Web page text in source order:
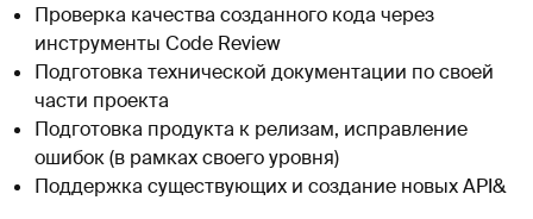
Проверка качества созданного кода через
инструменты Code Review
Подготовка технической документации по своей
части проекта
Подготовка продукта к релизам, исправление
ошибок (в рамках своего уровня)
Поддержка существующих и создание новых API&